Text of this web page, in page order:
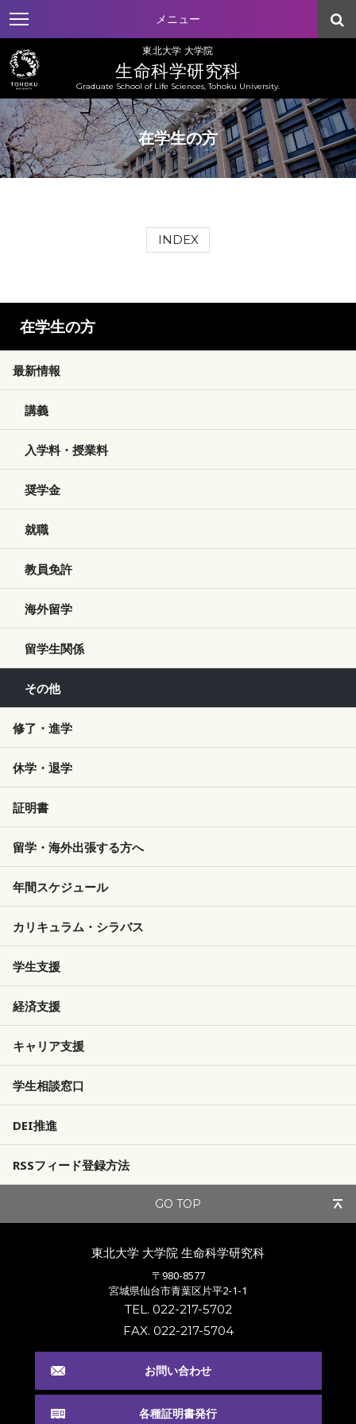
メニュー
東北大学 大学院
生命科学研究科
Graduate School of Life Sciences, Tohoku University.
在学生の方
INDEX
在学生の方
最新情報
講義
入学料・授業料
奨学金
就職
教員免許
海外留学
留学生関係
その他
修了・進学
休学・退学
証明書
留学・海外出張する方へ
年間スケジュール
カリキュラム・シラバス
学生支援
経済支援
キャリア支援
学生相談窓口
DEI推進
RSSフィード登録方法
GO TOP
東北大学 大学院 生命科学研究科
〒980-8577
宮城県仙台市青葉区片平2-1-1
TEL. 022-217-5702
FAX. 022-217-5704
お問い合わせ
各種証明書発行